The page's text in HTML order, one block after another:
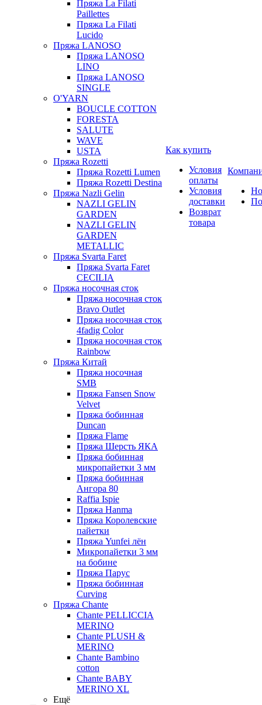
Пряжа La Filati
Paillettes
Пряжа La Filati
Lucido
Пряжа LANOSO
Пряжа LANOSO
LINO
Пряжа LANOSO
SINGLE
O'YARN
BOUCLE COTTON
FORESTA
SALUTE
WAVE
USTA
Пряжа Rozetti
Пряжа Rozetti Lumen
Пряжа Rozetti Destina
Пряжа Nazli Gelin
NAZLI GELIN
GARDEN
NAZLI GELIN
GARDEN
METALLIC
Пряжа Svarta Faret
Пряжа Svarta Faret
CECILIA
Пряжа носочная сток
Пряжа носочная сток
Bravo Outlet
Пряжа носочная сток
4fadig Color
Пряжа носочная сток
Rainbow
Пряжа Китай
Пряжа носочная
SMB
Пряжа Fansen Snow
Velvet
Пряжа бобинная
Duncan
Пряжа Flame
Пряжа Шерсть ЯКА
Пряжа бобинная
микропайетки 3 мм
Пряжа бобинная
Ангора 80
Raffia Ispie
Пряжа Hanma
Пряжа Королевские
пайетки
Пряжа Yunfei лён
Микропайетки 3 мм
на бобине
Пряжа Парус
Пряжа бобинная
Curving
Пряжа Chante
Chante PELLICCIA
MERINO
Chante PLUSH &
MERINO
Chante Bambino
cotton
Chante BABY
MERINO XL
Ещё
Как купить
Условия
оплаты
Условия
доставки
Возврат
товара